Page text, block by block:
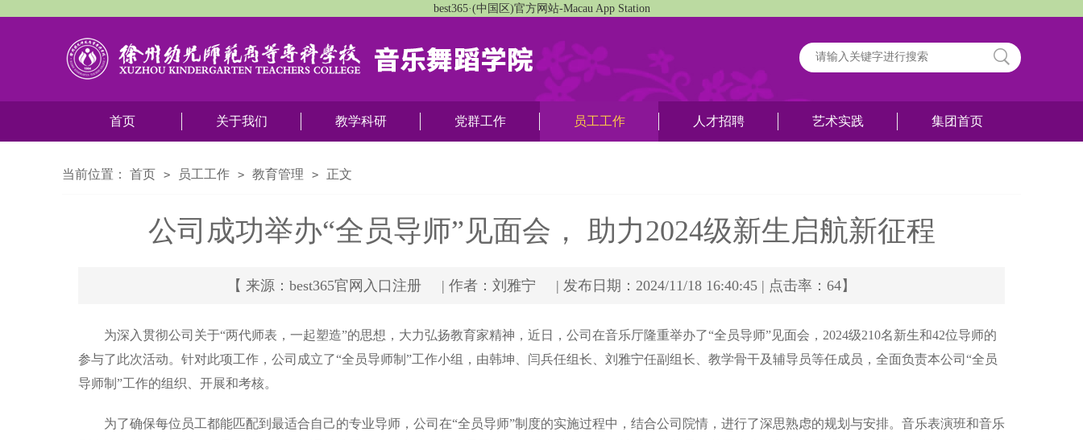
best365·(中国区)官方网站-Macau App Station
首页 关于我们 教学科研 党群工作 员工工作 人才招聘 艺术实践 集团首页
当前位置： 首页 > 员工工作 > 教育管理 > 正文
公司成功举办“全员导师”见面会， 助力2024级新生启航新征程
【 来源：best365官网入口注册 | 作者：刘雅宁 | 发布日期：2024/11/18 16:40:45 | 点击率：64】
为深入贯彻公司关于“两代师表，一起塑造”的思想，大力弘扬教育家精神，近日，公司在音乐厅隆重举办了“全员导师”见面会，2024级210名新生和42位导师的
参与了此次活动。针对此项工作，公司成立了“全员导师制”工作小组，由韩坤、闫兵任组长、刘雅宁任副组长、教学骨干及辅导员等任成员，全面负责本公司“全员
导师制”工作的组织、开展和考核。
为了确保每位员工都能匹配到最适合自己的专业导师，公司在“全员导师”制度的实施过程中，结合公司院情，进行了深思熟虑的规划与安排。音乐表演班和音乐